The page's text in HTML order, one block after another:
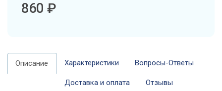
860 ₽
Описание Характеристики Вопросы-Ответы
Доставка и оплата Отзывы